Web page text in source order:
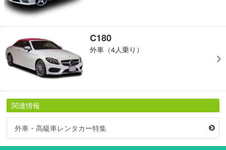
C180
外車（4人乗り）
関連情報
外車・高級車レンタカー特集